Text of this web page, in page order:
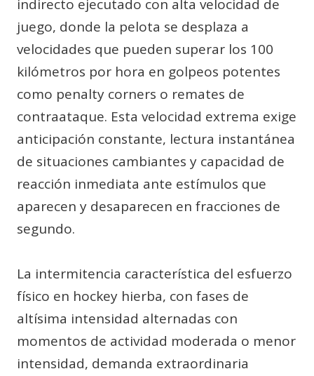
indirecto ejecutado con alta velocidad de
juego, donde la pelota se desplaza a
velocidades que pueden superar los 100
kilómetros por hora en golpeos potentes
como penalty corners o remates de
contraataque. Esta velocidad extrema exige
anticipación constante, lectura instantánea
de situaciones cambiantes y capacidad de
reacción inmediata ante estímulos que
aparecen y desaparecen en fracciones de
segundo.
La intermitencia característica del esfuerzo
físico en hockey hierba, con fases de
altísima intensidad alternadas con
momentos de actividad moderada o menor
intensidad, demanda extraordinaria